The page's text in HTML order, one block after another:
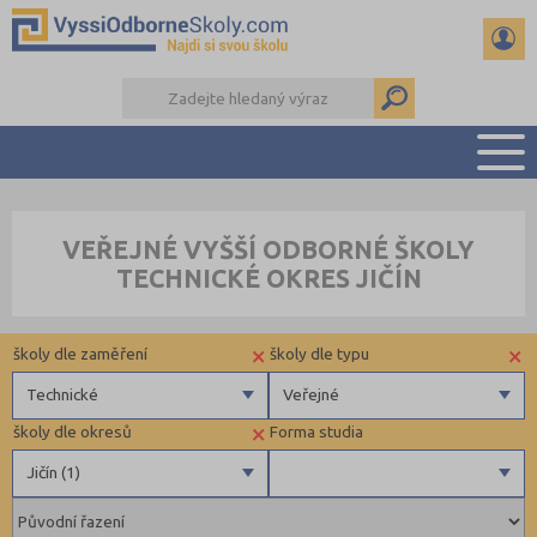
PŘÍPRAVA NA PŘIJÍMAČKY
KALENDÁŘ AKCÍ
DALŠÍ DRUHY ŠKOL
VEŘEJNÉ VYŠŠÍ ODBORNÉ ŠKOLY
TECHNICKÉ OKRES JIČÍN
Forma studia
×
Jičín (1)
školy dle okresů
Brno-město (1)
×
Veřejné
školy dle typu
Veřejné
×
Technické
školy dle zaměření
Zdravotnické
Ekonomické
Pedagogické